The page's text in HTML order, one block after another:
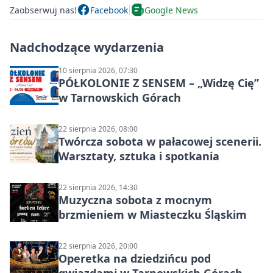
Zaobserwuj nas! Facebook Google News
Nadchodzące wydarzenia
10 sierpnia 2026, 07:30
PÓŁKOLONIE Z SENSEM – „Widzę Cię”
w Tarnowskich Górach
22 sierpnia 2026, 08:00
Twórcza sobota w pałacowej scenerii.
Warsztaty, sztuka i spotkania
22 sierpnia 2026, 14:30
Muzyczna sobota z mocnym
brzmieniem w Miasteczku Śląskim
22 sierpnia 2026, 20:00
Operetka na dziedzińcu pod